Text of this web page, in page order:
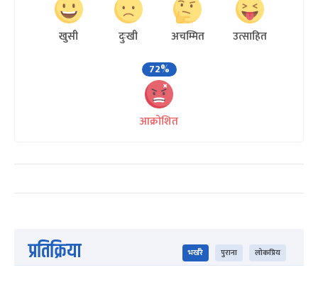
खुसी दुःखी अचम्मित
उत्साहित
72%
आक्रोशित
प्रतिक्रिया भर्खरै पुराना लोकप्रिय